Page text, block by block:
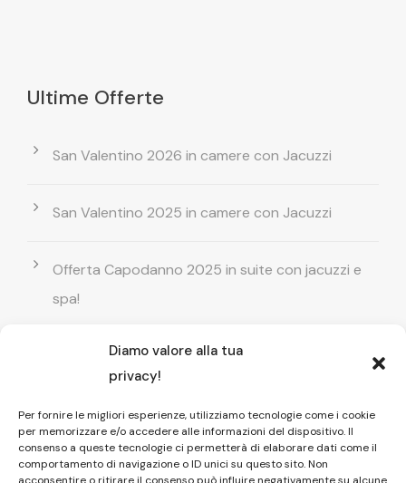
Diamo valore alla tua
privacy!
Per fornire le migliori esperienze, utilizziamo tecnologie come i cookie
per memorizzare e/o accedere alle informazioni del dispositivo. Il
consenso a queste tecnologie ci permetterà di elaborare dati come il
comportamento di navigazione o ID unici su questo sito. Non
Ultime Offerte
San Valentino 2026 in camere con Jacuzzi
San Valentino 2025 in camere con Jacuzzi
Offerta Capodanno 2025 in suite con jacuzzi e
spa!
Offerta Natale in camera con vasca
idromassaggio ! Prenota il tuo relax esclusivo
Entrata GRATUITA in Piscina esterna! Il tuo relax
di coppia